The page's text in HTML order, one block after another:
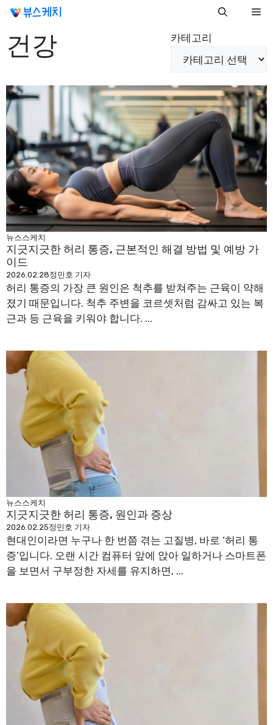
츠
로
너
뛰
기
건강 카테고리
뉴스스케치
지긋지긋한 허리 통증, 근본적인 해결 방법 및 예방 가
이드
2026.02.28정민호 기자
허리 통증의 가장 큰 원인은 척추를 받쳐주는 근육이 약해
졌기 때문입니다. 척추 주변을 코르셋처럼 감싸고 있는 복
근과 등 근육을 키워야 합니다. ...
뉴스스케치
지긋지긋한 허리 통증, 원인과 증상
2026.02.25정민호 기자
현대인이라면 누구나 한 번쯤 겪는 고질병, 바로 ‘허리 통
증’입니다. 오랜 시간 컴퓨터 앞에 앉아 일하거나 스마트폰
을 보면서 구부정한 자세를 유지하면, ...